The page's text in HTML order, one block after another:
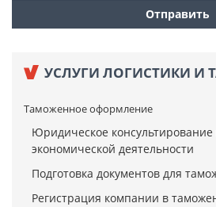
УСЛУГИ ЛОГИСТИКИ И
Таможенное оформление
Юридическое
экономической деятельности
Подготовка документов для
Регистрация компании в